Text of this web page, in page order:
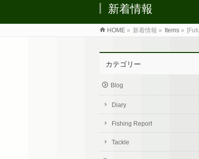
新着情報
HOME » 新着情報 » Items »
カテゴリー
Blog
Diary
Fishing Report
Tackle